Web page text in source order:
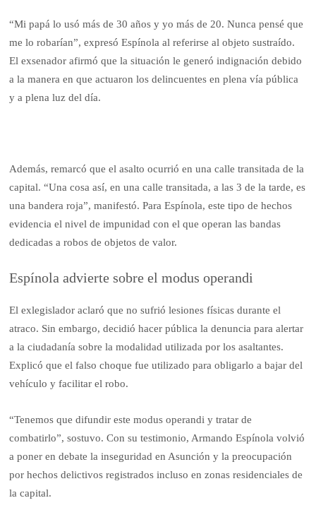
“Mi papá lo usó más de 30 años y yo más de 20. Nunca pensé que
me lo robarían”, expresó Espínola al referirse al objeto sustraído.
El exsenador afirmó que la situación le generó indignación debido
a la manera en que actuaron los delincuentes en plena vía pública
y a plena luz del día.
Además, remarcó que el asalto ocurrió en una calle transitada de la
capital. “Una cosa así, en una calle transitada, a las 3 de la tarde, es
una bandera roja”, manifestó. Para Espínola, este tipo de hechos
evidencia el nivel de impunidad con el que operan las bandas
dedicadas a robos de objetos de valor.
Espínola advierte sobre el modus operandi
El exlegislador aclaró que no sufrió lesiones físicas durante el
atraco. Sin embargo, decidió hacer pública la denuncia para alertar
a la ciudadanía sobre la modalidad utilizada por los asaltantes.
Explicó que el falso choque fue utilizado para obligarlo a bajar del
vehículo y facilitar el robo.
“Tenemos que difundir este modus operandi y tratar de
combatirlo”, sostuvo. Con su testimonio, Armando Espínola volvió
a poner en debate la inseguridad en Asunción y la preocupación
por hechos delictivos registrados incluso en zonas residenciales de
la capital.